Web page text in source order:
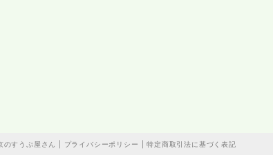
のすうぷ屋さん | プライバシーポリシー |特定商取引法に基づく表記